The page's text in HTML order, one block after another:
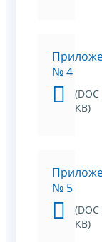
№ 4
KB)
№ 5
KB)